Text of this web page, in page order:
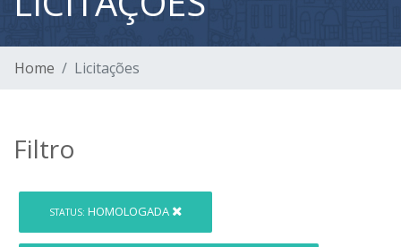
Home Licitações
Filtro
STATUS: HOMOLOGADA